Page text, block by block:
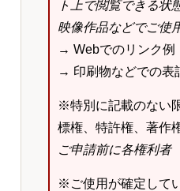
ト上で閲覧できる状
映像作品などでご使
→ Webでのリンク
→ 印刷物などでの表
※特別に記載のない
標権、特許権、著作
ご申請前に各権利者
※ご使用が確定して